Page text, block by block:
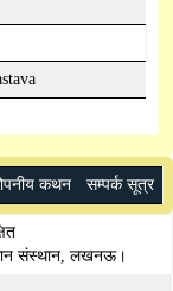
कथन सम्पर्क सूत्र
संस्थान, लखनऊ।